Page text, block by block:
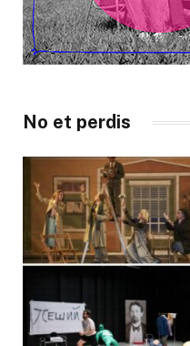
No et perdis